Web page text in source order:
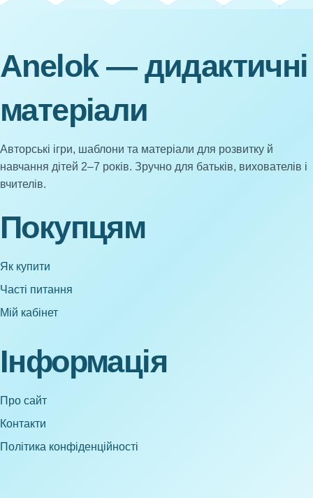
Anelok — дидактичні
матеріали
Авторські ігри, шаблони та матеріали для розвитку й
навчання дітей 2–7 років. Зручно для батьків, вихователів і
вчителів.
Покупцям
Як купити
Часті питання
Мій кабінет
Інформація
Про сайт
Контакти
Політика конфіденційності